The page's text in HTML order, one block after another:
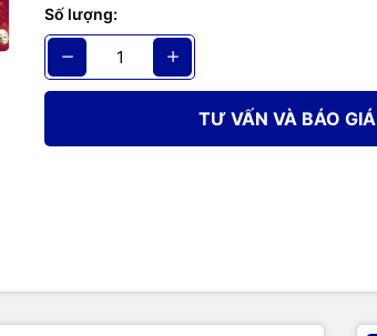
Số lượng:
TƯ VẤN VÀ BÁO GIÁ